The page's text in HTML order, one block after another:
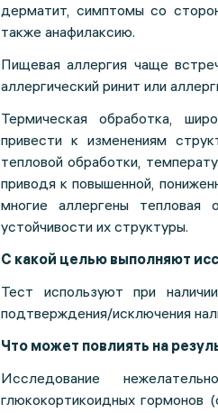
дерматит, симптомы со
также анафилаксию.
Пищевая аллергия чаще
аллергический ринит или
Термическая обработка,
привести к изменениям
тепловой обработки,
приводя к повышенной,
многие аллергены тепловая
устойчивости их структуры.
С какой целью выполняют
Тест используют при
подтверждения/исключения
Что может повлиять на
Исследование
глюкокортикоидных гормонов